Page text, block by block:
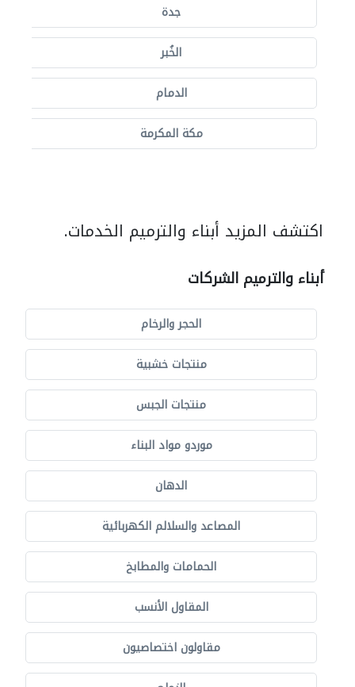
جدة
الخُبر
الدمام
مكة المكرمة
اكتشف المزيد أبناء والترميم الخدمات.
أبناء والترميم الشركات
الحجر والرخام
منتجات خشبية
منتجات الجبس
موردو مواد البناء
الدهان
المصاعد والسلالم الكهربائية
الحمامات والمطابخ
المقاول الأنسب
مقاولون اختصاصيون